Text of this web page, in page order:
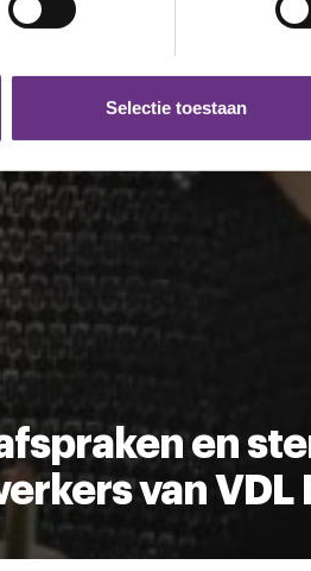
we informatie over uw gebruik van
kunnen deze gegevens
of intrekken via de
pagina.
Selectie toestaan
en
van VDL